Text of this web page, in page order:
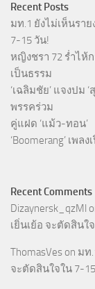
Recent Posts
มท.1 ยังไม่เห็นรา
7-15 วัน!
หญิงชรา 72 ร่ำไห้
เป็นธรรม
‘เฉลิมชัย’ แจงปม
พรรคร่วม
คู่แฝด ‘แม้ว-ทอน’
‘Boomerang’ เพล
Recent Comments
Dizaynersk_qzMl
เยิ่นเย้อ จะตัดสินใ
ThomasVes on มท
จะตัดสินใจใน 7-